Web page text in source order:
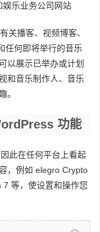
娱乐业务公司网站
关播客、视频博客、
任何即将举行的音乐
以展示已举办或计划
和音乐制作人、音乐
。
功能
此在任何平台上看起
，例如 elegro Crypto
等，使设置和操作您